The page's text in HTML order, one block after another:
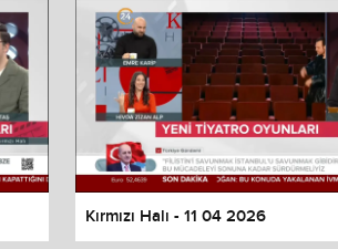
Kırmızı Halı - 11 04 2026